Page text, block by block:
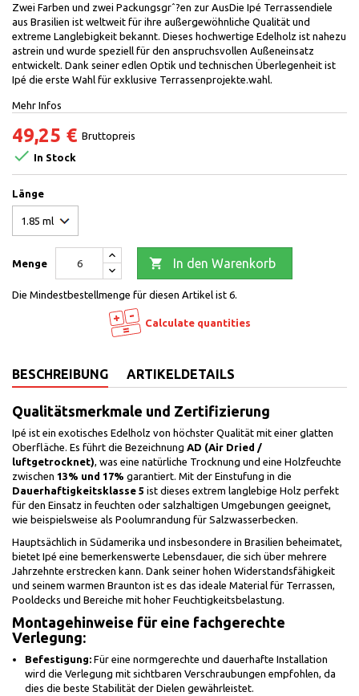
Zwei Farben und zwei Packungsgrˆ?en zur AusDie Ipé Terrassendiele
aus Brasilien ist weltweit für ihre außergewöhnliche Qualität und
extreme Langlebigkeit bekannt. Dieses hochwertige Edelholz ist nahezu
astrein und wurde speziell für den anspruchsvollen Außeneinsatz
entwickelt. Dank seiner edlen Optik und technischen Überlegenheit ist
Ipé die erste Wahl für exklusive Terrassenprojekte.wahl.
Mehr Infos
49,25 € Bruttopreis
 In Stock
Länge
Menge  In den Warenkorb
Die Mindestbestellmenge für diesen Artikel ist 6.
Calculate quantities
BESCHREIBUNG ARTIKELDETAILS
Qualitätsmerkmale und Zertifizierung
Ipé ist ein exotisches Edelholz von höchster Qualität mit einer glatten
Oberfläche. Es führt die Bezeichnung AD (Air Dried /
luftgetrocknet), was eine natürliche Trocknung und eine Holzfeuchte
zwischen 13% und 17% garantiert. Mit der Einstufung in die
Dauerhaftigkeitsklasse 5 ist dieses extrem langlebige Holz perfekt
für den Einsatz in feuchten oder salzhaltigen Umgebungen geeignet,
wie beispielsweise als Poolumrandung für Salzwasserbecken.
Hauptsächlich in Südamerika und insbesondere in Brasilien beheimatet,
bietet Ipé eine bemerkenswerte Lebensdauer, die sich über mehrere
Jahrzehnte erstrecken kann. Dank seiner hohen Widerstandsfähigkeit
und seinem warmen Braunton ist es das ideale Material für Terrassen,
Pooldecks und Bereiche mit hoher Feuchtigkeitsbelastung.
Montagehinweise für eine fachgerechte
Verlegung:
Befestigung: Für eine normgerechte und dauerhafte Installation
wird die Verlegung mit sichtbaren Verschraubungen empfohlen, da
dies die beste Stabilität der Dielen gewährleistet.